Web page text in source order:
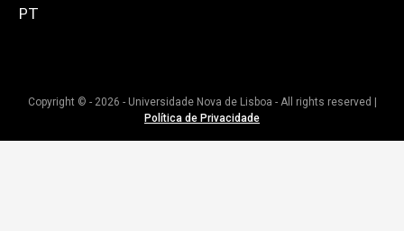
PT
Copyright © - 2026 - Universidade Nova de Lisboa - All rights reserved |
Política de Privacidade